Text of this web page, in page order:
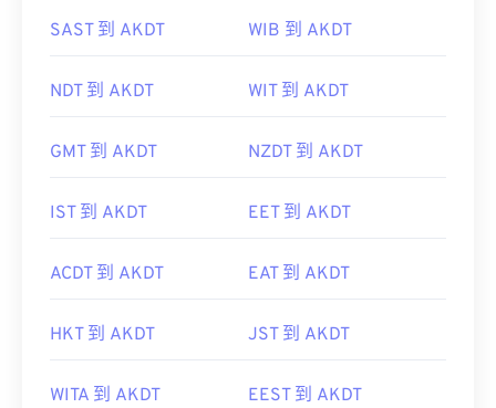
SAST 到 AKDT WIB 到 AKDT
NDT 到 AKDT WIT 到 AKDT
GMT 到 AKDT NZDT 到 AKDT
IST 到 AKDT EET 到 AKDT
ACDT 到 AKDT EAT 到 AKDT
HKT 到 AKDT JST 到 AKDT
WITA 到 AKDT EEST 到 AKDT